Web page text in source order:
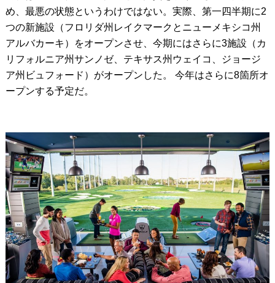
め、最悪の状態というわけではない。実際、第一四半期に2
つの新施設（フロリダ州レイクマークとニューメキシコ州
アルバカーキ）をオープンさせ、今期にはさらに3施設（カ
リフォルニア州サンノゼ、テキサス州ウェイコ、ジョージ
ア州ビュフォード）がオープンした。 今年はさらに8箇所オ
ープンする予定だ。